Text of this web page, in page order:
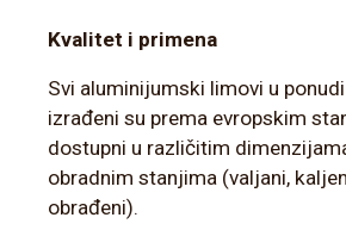
Kvalitet i primena
Svi aluminijumski limovi u ponudi
izrađeni su prema evropskim
dostupni u različitim
obradnim stanjima (valjani,
obrađeni).